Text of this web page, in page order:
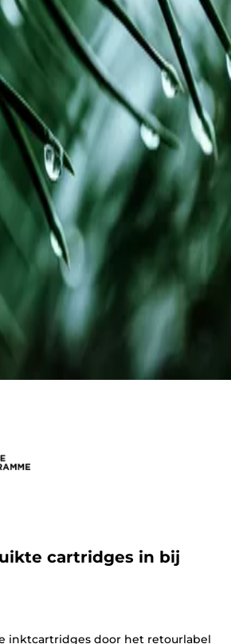
cartridges in bij
inktcartridges door het retourlabel